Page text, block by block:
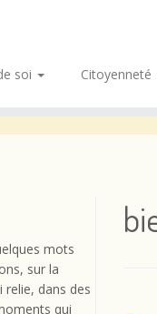
soi Citoyenneté
mots
sur la
relie, dans des
qui